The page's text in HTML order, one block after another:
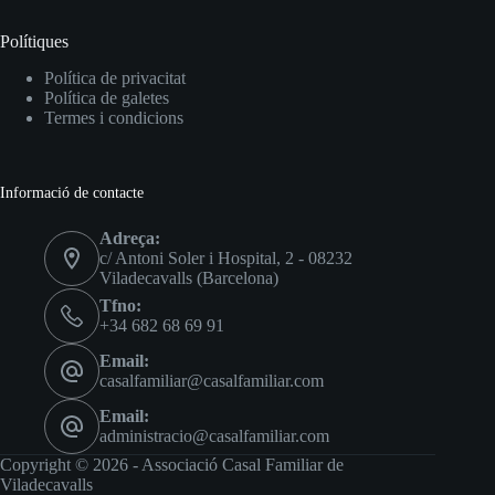
Polítiques
Política de privacitat
Política de galetes
Termes i condicions
Informació de contacte
Adreça:
c/ Antoni Soler i Hospital, 2 - 08232
Viladecavalls (Barcelona)
Tfno:
+34 682 68 69 91
Email:
casalfamiliar@casalfamiliar.com
Email:
administracio@casalfamiliar.com
Copyright © 2026 - Associació Casal Familiar de
Viladecavalls